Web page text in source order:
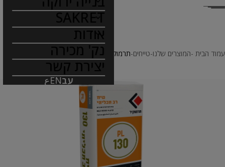
SAKRET
אודות
נק' מכירה
יצירת קשר
עבENع
עמוד הבית המוצרים שלנו טייחים תרמוקיר 130 PL (טיח רב-תכליתי)